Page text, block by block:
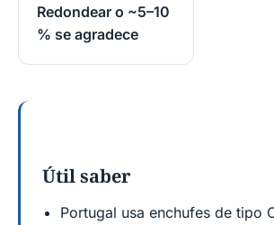
Redondear o ~5–10
% se agradece
Útil saber
Portugal usa enchufes de tipo